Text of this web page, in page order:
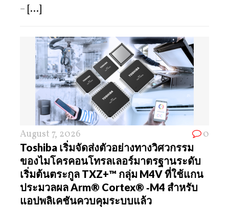
– [...]
August 7, 2026 0
Toshiba เริ่มจัดส่งตัวอย่างทางวิศวกรรม
ของไมโครคอนโทรลเลอร์มาตรฐานระดับ
เริ่มต้นตระกูล TXZ+™ กลุ่ม M4V ที่ใช้แกน
ประมวลผล Arm® Cortex® ‑M4 สำหรับ
แอปพลิเคชันควบคุมระบบแล้ว